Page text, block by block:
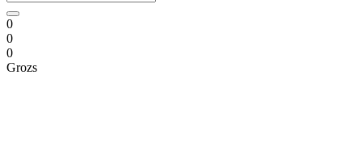
0
0
0
Grozs